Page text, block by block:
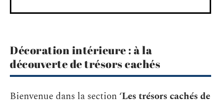
Décoration intérieure : à la
découverte de trésors cachés
Bienvenue dans la section ‘Les trésors cachés de